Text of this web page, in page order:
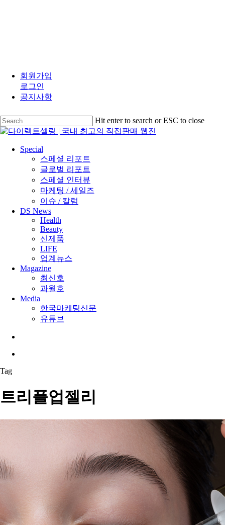
main
content
회원가입
로그인
공지사항
Hit enter to search or ESC to close
Close
search
Menu
Special
스페셜 리포트
글로벌 리포트
스페셜 인터뷰
마케팅 / 세일즈
이슈 / 칼럼
DS News
Health
Beauty
신제품
LIFE
업계뉴스
Magazine
최신호
과월호
Media
한국마케팅신문
유튜브
Tag
트리플업젤리